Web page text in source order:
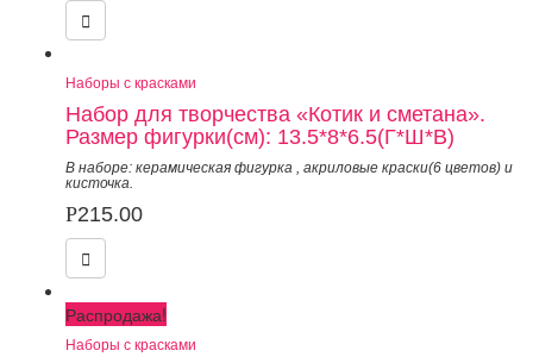
Наборы с красками
Набор для творчества «Котик и сметана».
Размер фигурки(см): 13.5*8*6.5(Г*Ш*В)
В наборе: керамическая фигурка , акриловые краски(6 цветов) и
кисточка.
Р215.00
Распродажа!
Наборы с красками